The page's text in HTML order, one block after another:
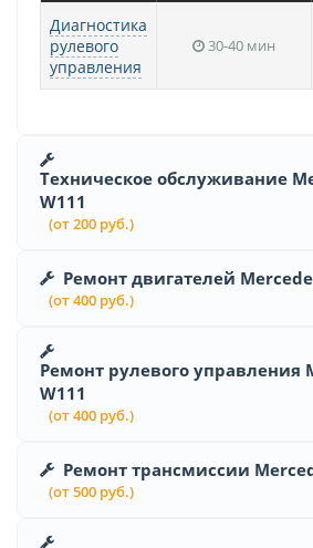
Диагностика
рулевого
управления
30-40 мин
Техническое обслуживание
W111
(от 200 руб.)
Ремонт двигателей
(от 400 руб.)
Ремонт рулевого управления
W111
(от 400 руб.)
Ремонт трансмиссии
(от 500 руб.)